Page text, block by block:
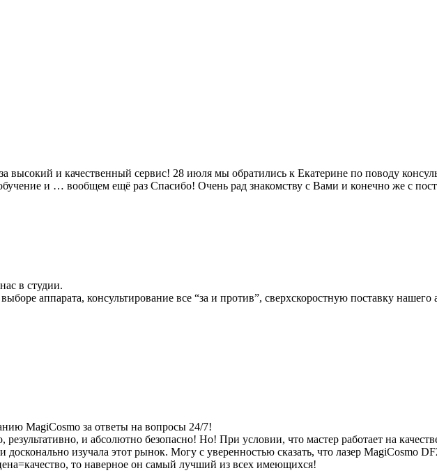
высокий и качественный сервис! 28 июля мы обратились к Екатерине по поводу
и … вообщем ещё раз Спасибо! Очень рад знакомству с Вами и конечно же с
в студии.
аппарата, консультирование все “за и против”, сверхскоростную поставку
MagiCosmo за ответы на вопросы 24/7!
результативно, и абсолютно безопасно! Но! При условии, что мастер работает на
изучала этот рынок. Могу с уверенностью сказать, что лазер MagiCosmo
то наверное он самый лучший из всех имеющихся!